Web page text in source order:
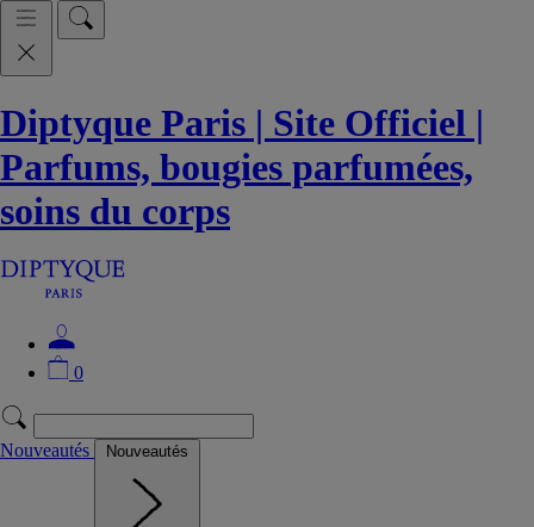
Diptyque Paris | Site Officiel |
Parfums, bougies parfumées,
soins du corps
0
Nouveautés Nouveautés